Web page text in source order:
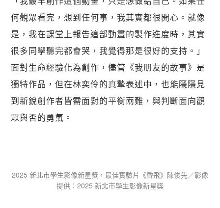
何觀眾看完，想到任何事，我其實都很開心。就像
是，我在課堂上報告這部動畫的製作進度時，其實
很多同學聽完都會哭，我覺得那是很好的支持。」
面對生命經驗化為創作，儘管《我朋友的故事》是
獨特作品，但在林奕伶的真摯表述中，也能隱隱見
到新銳創作者皆需面對的平衡兩難，與判斷面向觀
眾與否的勇氣。
2025 新北市學生影像新星獎，最佳實驗片《昏飛》陳俊先／影像
提供：​2025 新北市學生影像新星獎